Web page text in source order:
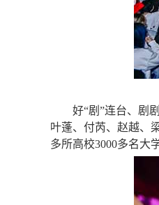
好“剧”连台、剧
叶蓬、付芮、赵越、
多所高校3000多名大